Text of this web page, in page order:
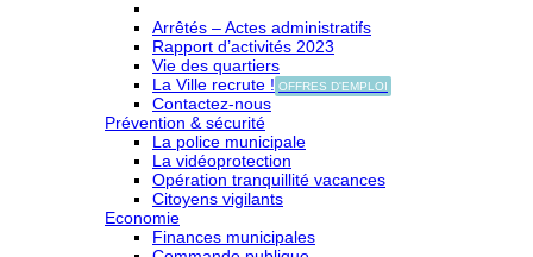
Arrêtés – Actes administratifs
Rapport d’activités 2023
Vie des quartiers
La Ville recrute ! OFFRES D'EMPLOI
Contactez-nous
Prévention & sécurité
La police municipale
La vidéoprotection
Opération tranquillité vacances
Citoyens vigilants
Economie
Finances municipales